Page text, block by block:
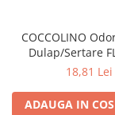
Geamuri
Mobilier
Saci Menajeri
COCCOLINO
Dulap/Sertare
PRIMAVERA 3
18,81 Lei
ADAUGA IN COS